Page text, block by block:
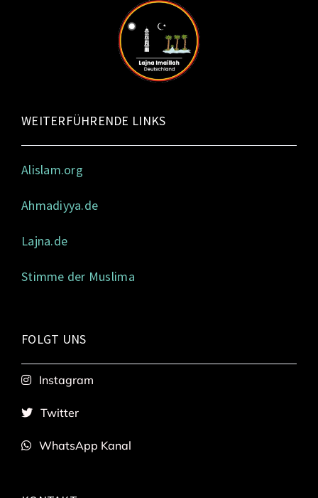
WEITERFÜHRENDE LINKS
Alislam.org
Ahmadiyya.de
Lajna.de
Stimme der Muslima
FOLGT UNS
Instagram
Twitter
WhatsApp Kanal